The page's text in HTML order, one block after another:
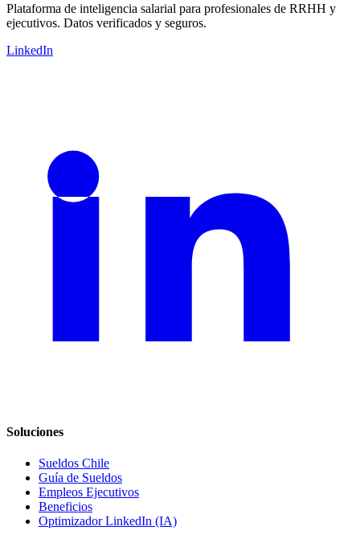
Plataforma de inteligencia salarial para profesionales de RRHH y
ejecutivos. Datos verificados y seguros.
LinkedIn
Soluciones
Sueldos Chile
Guía de Sueldos
Empleos Ejecutivos
Beneficios
Optimizador LinkedIn (IA)